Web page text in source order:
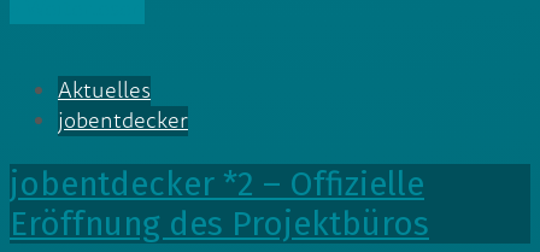
Aktuelles
jobentdecker
jobentdecker *2 – Offizielle
Eröffnung des Projektbüros